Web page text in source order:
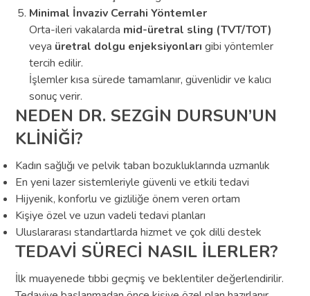
Minimal İnvaziv Cerrahi Yöntemler
Orta-ileri vakalarda mid-üretral sling (TVT/TOT)
veya üretral dolgu enjeksiyonları gibi yöntemler
tercih edilir.
İşlemler kısa sürede tamamlanır, güvenlidir ve kalıcı
sonuç verir.
NEDEN DR. SEZGİN DURSUN’UN
KLİNİĞİ?
Kadın sağlığı ve pelvik taban bozukluklarında uzmanlık
En yeni lazer sistemleriyle güvenli ve etkili tedavi
Hijyenik, konforlu ve gizliliğe önem veren ortam
Kişiye özel ve uzun vadeli tedavi planları
Uluslararası standartlarda hizmet ve çok dilli destek
TEDAVİ SÜRECİ NASIL İLERLER?
İlk muayenede tıbbi geçmiş ve beklentiler değerlendirilir.